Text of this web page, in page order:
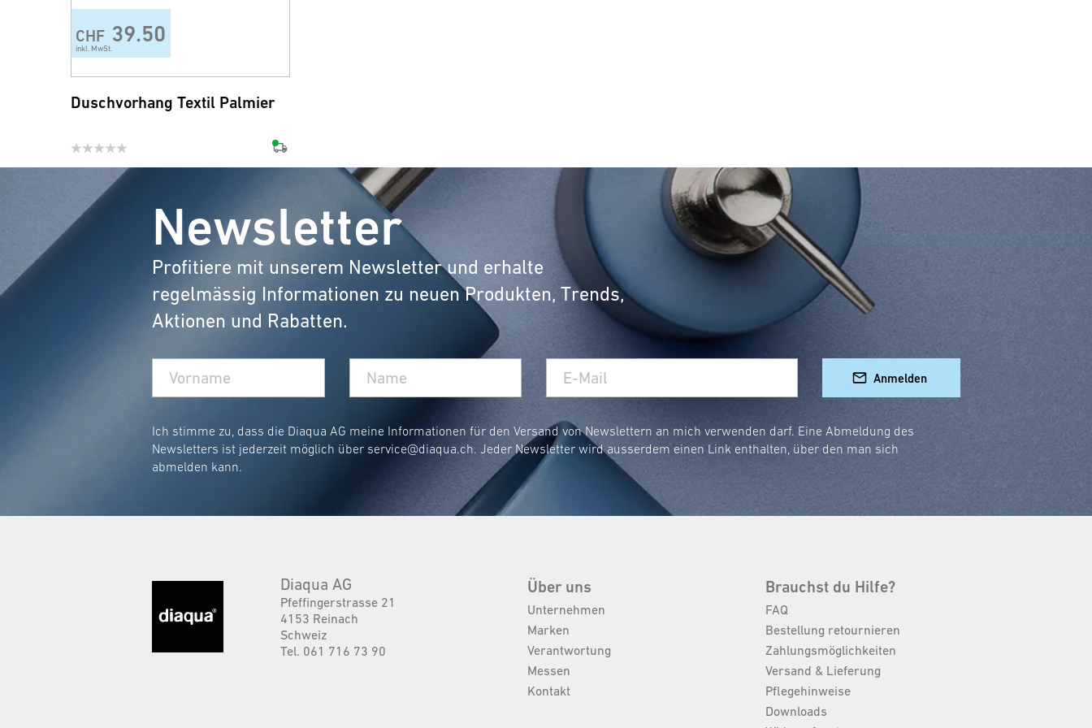
CHF 39.50
inkl. MwSt.
Duschvorhang Textil Palmier
Newsletter
Profitiere mit unserem Newsletter und erhalte
regelmässig Informationen zu neuen Produkten, Trends,
Aktionen und Rabatten.
Anmelden
Ich stimme zu, dass die Diaqua AG meine Informationen für den Versand von Newslettern an mich verwenden darf. Eine Abmeldung des
Newsletters ist jederzeit möglich über service@diaqua.ch. Jeder Newsletter wird ausserdem einen Link enthalten, über den man sich
abmelden kann.
Diaqua AG
Pfeffingerstrasse 21
4153 Reinach
Schweiz
Tel. 061 716 73 90
Über uns
Unternehmen
Marken
Verantwortung
Messen
Kontakt
Brauchst du Hilfe?
FAQ
Bestellung retournieren
Zahlungsmöglichkeiten
Versand & Lieferung
Pflegehinweise
Downloads